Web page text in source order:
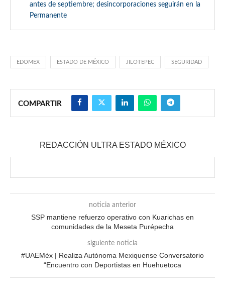
antes de septiembre; desincorporaciones seguirán en la
Permanente
EDOMEX ESTADO DE MÉXICO JILOTEPEC SEGURIDAD
COMPARTIR
REDACCIÓN ULTRA ESTADO MÉXICO
noticia anterior
SSP mantiene refuerzo operativo con Kuarichas en
comunidades de la Meseta Purépecha
siguiente noticia
#UAEMéx | Realiza Autónoma Mexiquense Conversatorio
“Encuentro con Deportistas en Huehuetoca